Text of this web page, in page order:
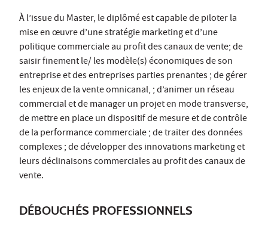
À l’issue du Master, le diplômé est capable de piloter la
mise en œuvre d’une stratégie marketing et d’une
politique commerciale au profit des canaux de vente; de
saisir finement le/ les modèle(s) économiques de son
entreprise et des entreprises parties prenantes ; de gérer
les enjeux de la vente omnicanal, ; d’animer un réseau
commercial et de manager un projet en mode transverse,
de mettre en place un dispositif de mesure et de contrôle
de la performance commerciale ; de traiter des données
complexes ; de développer des innovations marketing et
leurs déclinaisons commerciales au profit des canaux de
vente.
DÉBOUCHÉS PROFESSIONNELS